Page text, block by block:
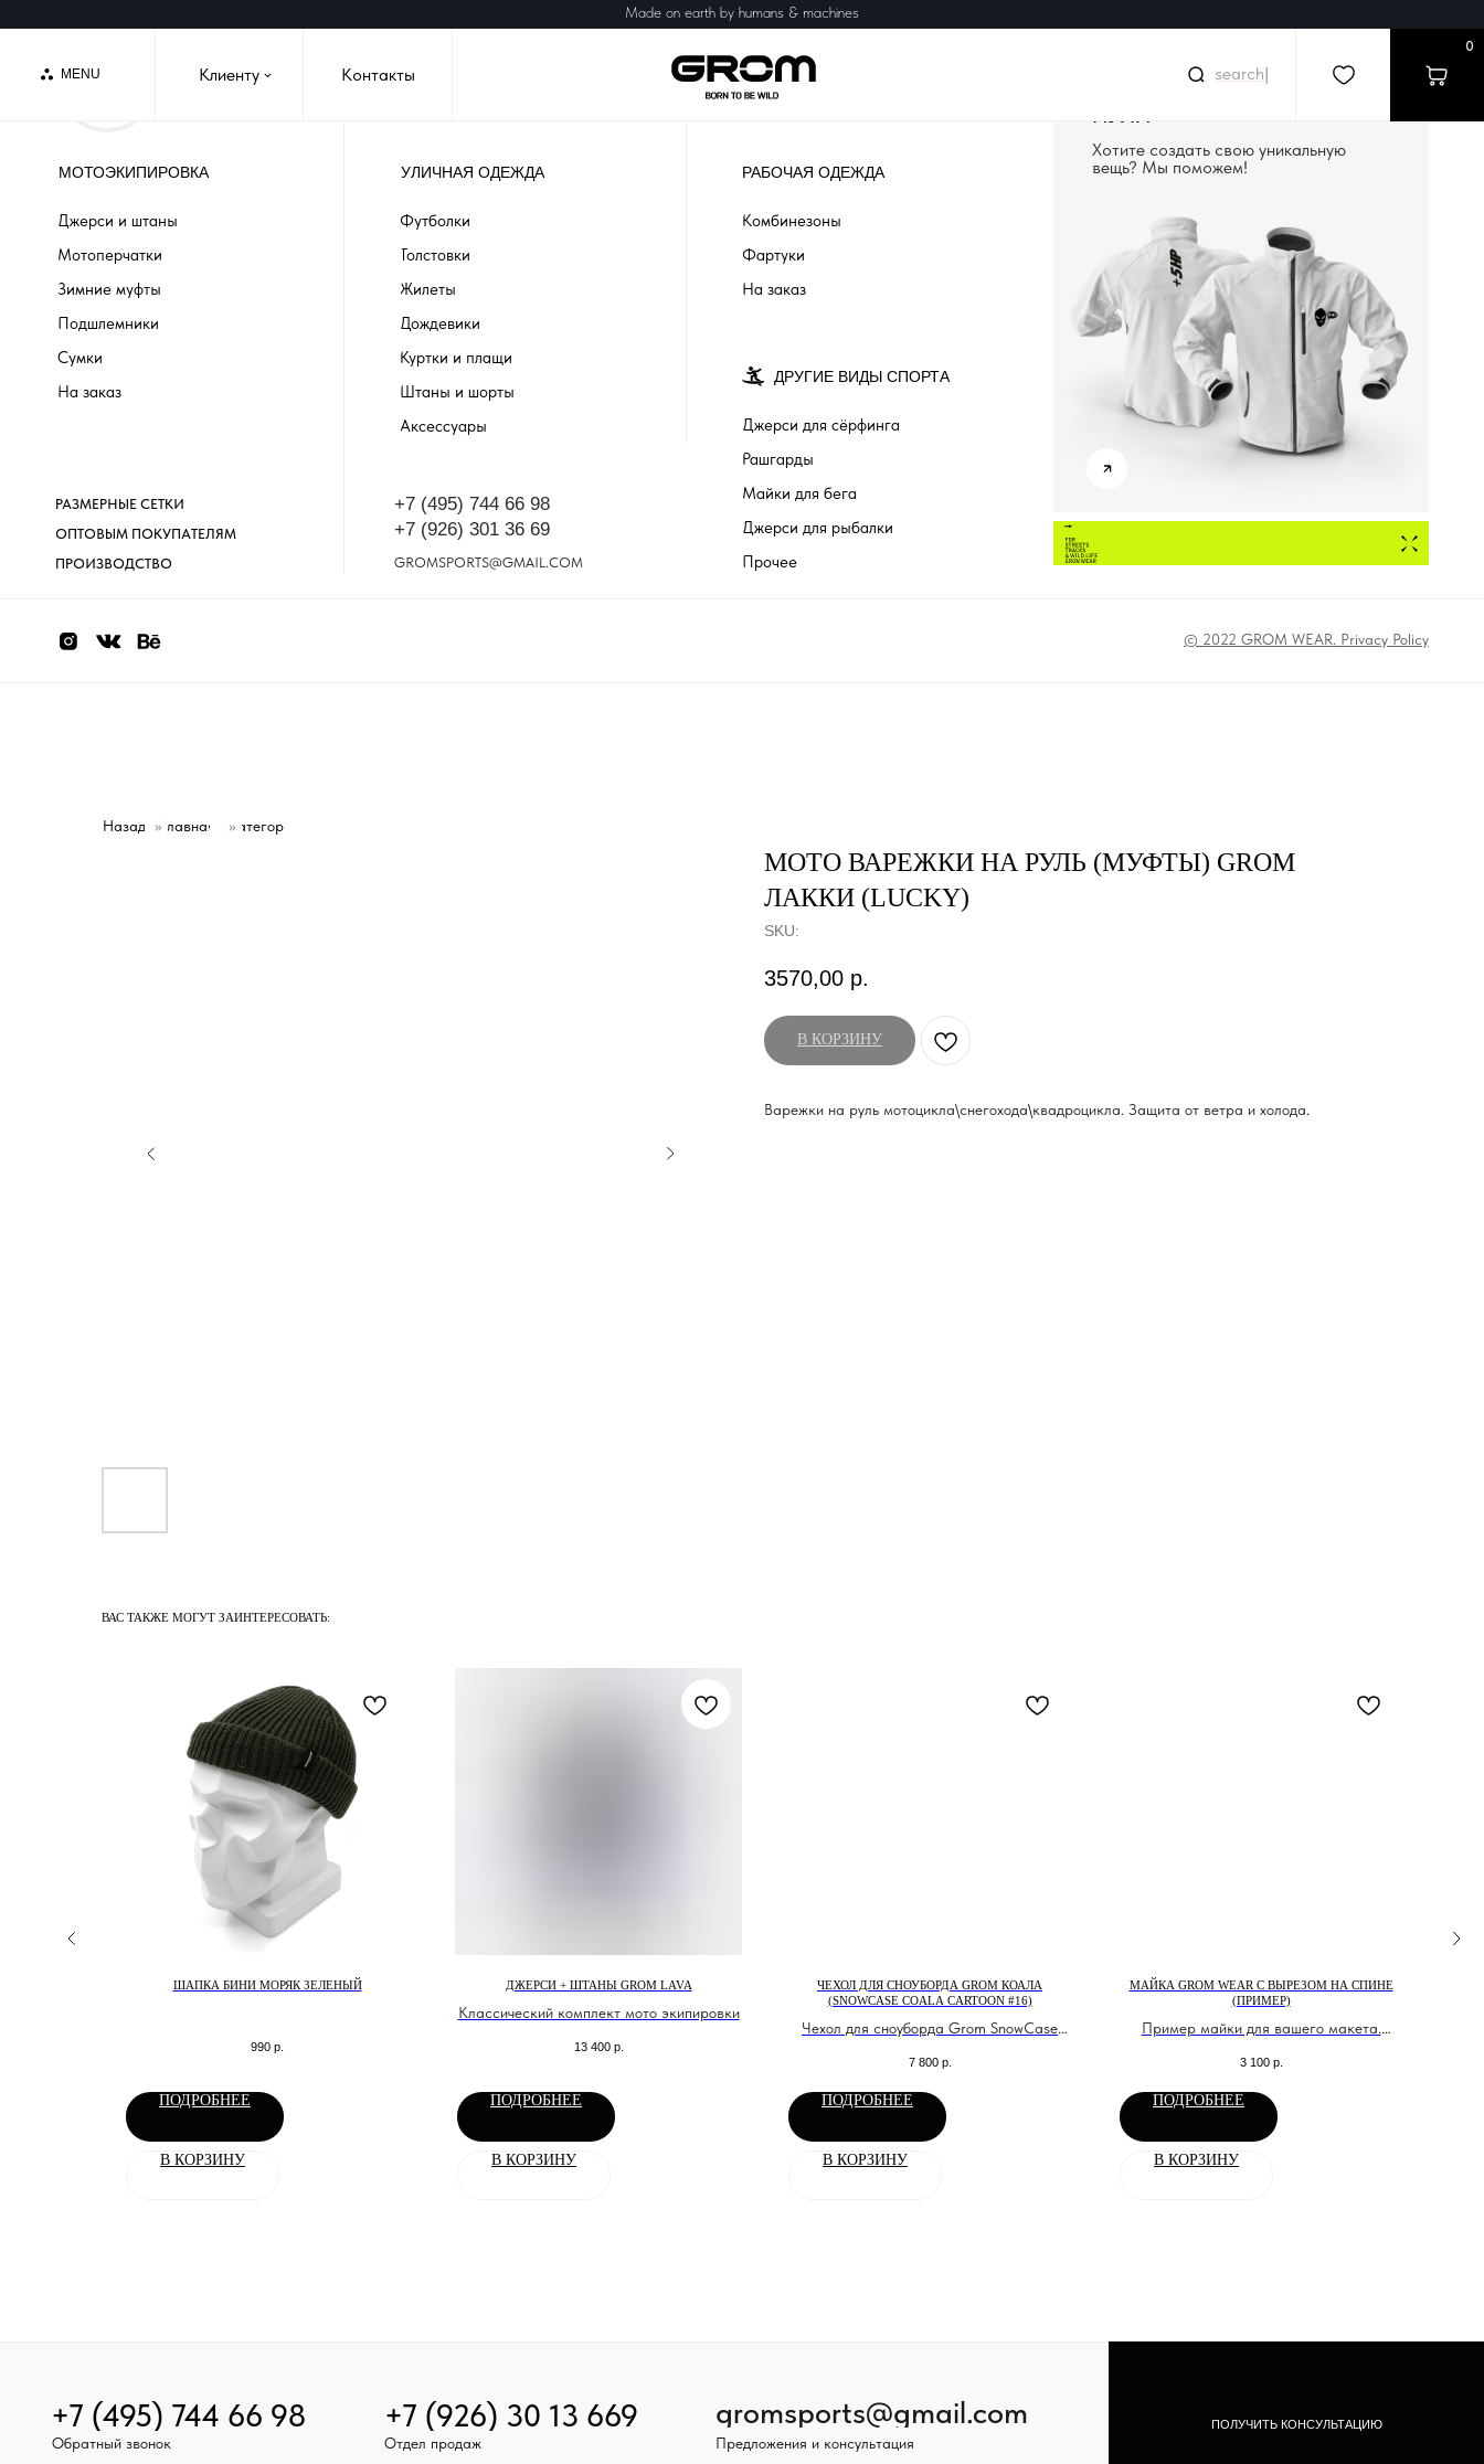
MENU
0
Клиенту |
Контакты
›
Made on earth by humans & machines
МОТОЭКИПИРОВКА
© 2022 GROM WEAR. Privacy Policy
УЛИЧНАЯ ОДЕЖДА РАБОЧАЯ ОДЕЖДА
СОЗДАДИМ ВЕЩЬ С
Хотите создать свою уникальную
вещь? Мы поможем!
ОПТОВЫМ ПОКУПАТЕЛЯМ
ПРОИЗВОДСТВО
+7 (926) 301 36 69
GROMSPORTS@GMAIL.COM
Джерси и штаны
Мотоперчатки
Зимние муфты
Подшлемники
Сумки
На заказ
Футболки
Толстовки
Жилеты
Дождевики
Куртки и плащи
Штаны и шорты
Аксессуары
Комбинезоны
Фартуки
На заказ
+7 (495) 744 66 98
РАЗМЕРНЫЕ СЕТКИ
ДРУГИЕ ВИДЫ СПОРТА
Джерси для сёрфинга
Рашгарды
Майки для бега
Джерси для рыбалки
Прочее
Назад » Главная »
Категории
МОТО ВАРЕЖКИ НА РУЛЬ (МУФТЫ) GROM
ЛАККИ (LUCKY)
SKU:
3570,00 р.
В КОРЗИНУ
Варежки на руль мотоцикла\снегохода\квадроцикла. Защита от ветра и холода.
ВАС ТАКЖЕ МОГУТ ЗАИНТЕРЕСОВАТЬ:
ШАПКА БИНИ МОРЯК ЗЕЛЕНЫЙ
990 р.
ПОДРОБНЕЕ
В КОРЗИНУ
ДЖЕРСИ + ШТАНЫ GROM LAVA
Классический комплект мото экипировки
13 400 р.
ПОДРОБНЕЕ
В КОРЗИНУ
ЧЕХОЛ ДЛЯ СНОУБОРДА GROM КОАЛА
(SNOWCASE COALA CARTOON #16)
Чехол для сноуборда Grom SnowCase
Большой чехол для сноуборда или лыж.
7 800 р.
ПОДРОБНЕЕ
В КОРЗИНУ
МАЙКА GROM WEAR C ВЫРЕЗОМ НА СПИНЕ
(ПРИМЕР)
Пример майки для вашего макета.
номера.
3 100 р.
ПОДРОБНЕЕ
В КОРЗИНУ
+7 (495) 744 66 98 gromsports@gmail.com
Предложения и консультация
ПОЛУЧИТЬ КОНСУЛЬТАЦИЮ
+7 (926) 30 13 669
Отдел продаж
Обратный звонок